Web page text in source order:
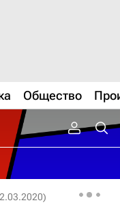
Общество